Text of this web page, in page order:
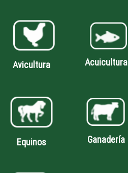
Avicultura Acuicultura
Equinos Ganadería